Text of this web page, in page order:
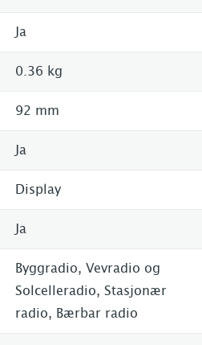
Ja
0.36 kg
92 mm
Ja
Display
Ja
Byggradio, Vevradio og
Solcelleradio, Stasjonær
radio, Bærbar radio